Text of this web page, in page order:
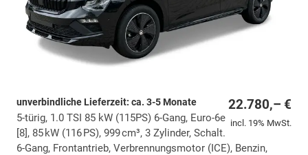
22.780,– €
incl. 19% MwSt.
unverbindliche Lieferzeit: ca. 3-5 Monate
5-türig, 1.0 TSI 85 kW (115PS) 6-Gang, Euro-6e
[8], 85 kW (116 PS), 999 cm³, 3 Zylinder, Schalt.
6-Gang, Frontantrieb, Verbrennungsmotor (ICE), Benzin,